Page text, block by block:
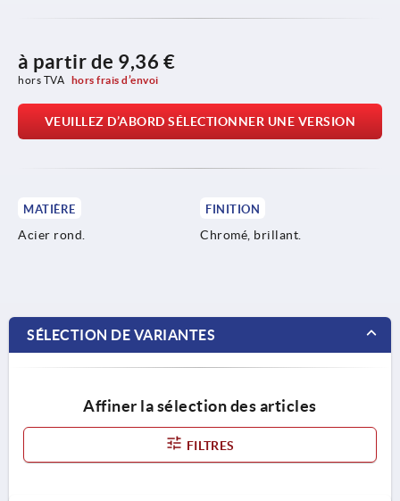
à partir de 9,36 €
hors TVA hors frais d’envoi
VEUILLEZ D’ABORD SÉLECTIONNER UNE VERSION
MATIÈRE
Acier rond.
FINITION
Chromé, brillant.
SÉLECTION DE VARIANTES
Affiner la sélection des articles
FILTRES